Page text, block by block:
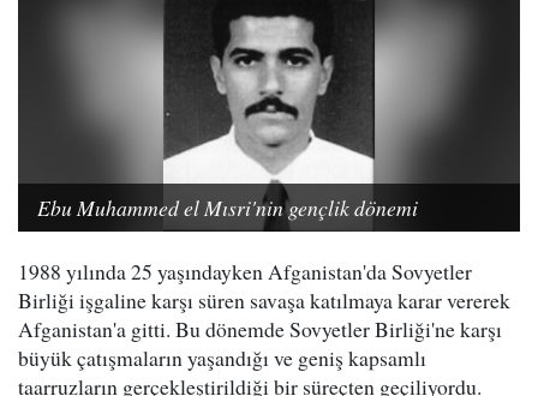
Ebu Muhammed el Mısri'nin gençlik dönemi
1988 yılında 25 yaşındayken Afganistan'da Sovyetler
Birliği işgaline karşı süren savaşa katılmaya karar vererek
Afganistan'a gitti. Bu dönemde Sovyetler Birliği'ne karşı
büyük çatışmaların yaşandığı ve geniş kapsamlı
taarruzların gerçekleştirildiği bir süreçten geçiliyordu.